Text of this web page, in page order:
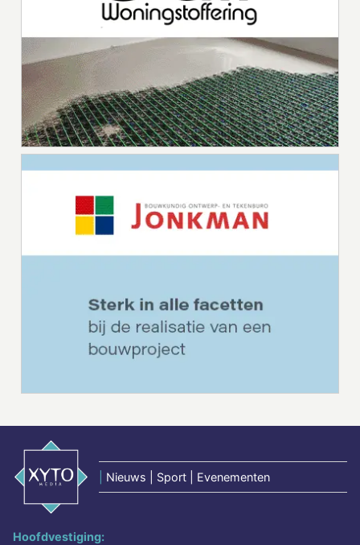
Nieuws | Sport | Evenementen
Hoofdvestiging: